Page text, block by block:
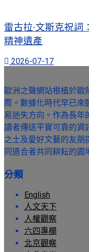
雷古拉·文斯克祝
精神遺產
2026-07-17
歐洲之聲網站根植於歐
際。數據化時代早已
易迷失方向。作為長年
讀者傳送平實可靠的資
之士及愛好文藝的友朋
同道合者共同耕耘的園
分類
English
人文天下
人權觀察
六四專欄
北京觀察